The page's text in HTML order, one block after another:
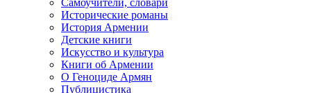
Самоучители, словари
Исторические романы
История Армении
Детские книги
Иcкусство и культура
Книги об Армении
О Геноциде Армян
Публицистика